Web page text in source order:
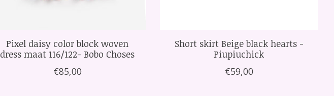
Pixel daisy color block woven
dress maat 116/122- Bobo Choses
€85,00
Short skirt Beige black hearts -
Piupiuchick
€59,00